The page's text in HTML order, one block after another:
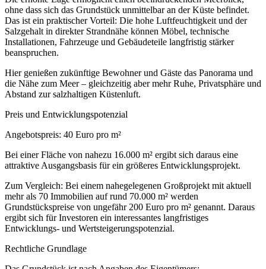
ohne dass sich das Grundstück unmittelbar an der Küste befindet.
Das ist ein praktischer Vorteil: Die hohe Luftfeuchtigkeit und der
Salzgehalt in direkter Strandnähe können Möbel, technische
Installationen, Fahrzeuge und Gebäudeteile langfristig stärker
beanspruchen.
Hier genießen zukünftige Bewohner und Gäste das Panorama und
die Nähe zum Meer – gleichzeitig aber mehr Ruhe, Privatsphäre und
Abstand zur salzhaltigen Küstenluft.
Preis und Entwicklungspotenzial
Angebotspreis: 40 Euro pro m²
Bei einer Fläche von nahezu 16.000 m² ergibt sich daraus eine
attraktive Ausgangsbasis für ein größeres Entwicklungsprojekt.
Zum Vergleich: Bei einem nahegelegenen Großprojekt mit aktuell
mehr als 70 Immobilien auf rund 70.000 m² werden
Grundstückspreise von ungefähr 200 Euro pro m² genannt. Daraus
ergibt sich für Investoren ein interessantes langfristiges
Entwicklungs- und Wertsteigerungspotenzial.
Rechtliche Grundlage